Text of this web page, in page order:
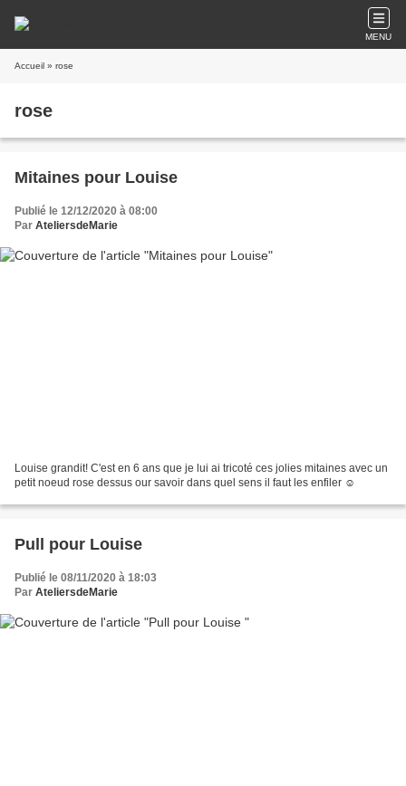
MENU
Accueil » rose
rose
Mitaines pour Louise
Publié le 12/12/2020 à 08:00
Par AteliersdeMarie
Louise grandit! C'est en 6 ans que je lui ai tricoté ces jolies mitaines avec un
petit noeud rose dessus our savoir dans quel sens il faut les enfiler ☺
Pull pour Louise
Publié le 08/11/2020 à 18:03
Par AteliersdeMarie